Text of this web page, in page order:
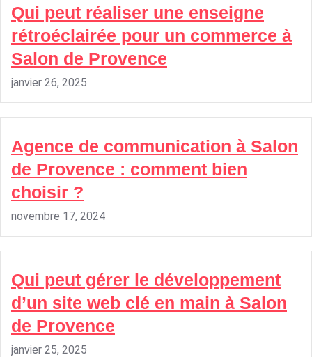
Qui peut réaliser une enseigne
rétroéclairée pour un commerce à
Salon de Provence
janvier 26, 2025
Agence de communication à Salon
de Provence : comment bien
choisir ?
novembre 17, 2024
Qui peut gérer le développement
d’un site web clé en main à Salon
de Provence
janvier 25, 2025